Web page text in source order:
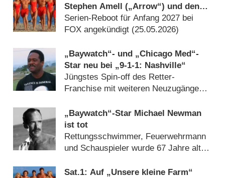
Stephen Amell („Arrow“) und den
neuen Rettungsschwimmern von
Malibu
Serien-Reboot für Anfang 2027 bei
FOX angekündigt (25.05.2026)
„Baywatch“- und „Chicago Med“-
Star neu bei „9-1-1: Nashville“
Jüngstes Spin-off des Retter-
Franchise mit weiteren Neuzugängen
„Baywatch“-Star Michael Newman
ist tot
Rettungsschwimmer, Feuerwehrmann
und Schauspieler wurde 67 Jahre alt
Sat.1: Auf „Unsere kleine Farm“